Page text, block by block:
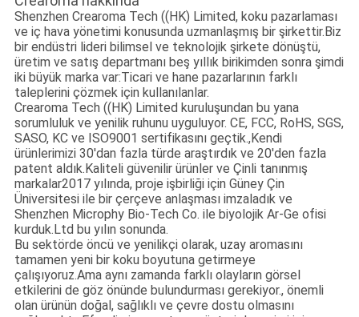
Shenzhen Crearoma Tech ((HK) Limited, koku pazarlaması
ve iç hava yönetimi konusunda uzmanlaşmış bir şirkettir.Biz
bir endüstri lideri bilimsel ve teknolojik şirkete dönüştü,
üretim ve satış departmanı beş yıllık birikimden sonra şimdi
iki büyük marka var:Ticari ve hane pazarlarının farklı
taleplerini çözmek için kullanılanlar.
Crearoma Tech ((HK) Limited kuruluşundan bu yana
sorumluluk ve yenilik ruhunu uyguluyor. CE, FCC, RoHS, SGS,
SASO, KC ve ISO9001 sertifikasını geçtik.,Kendi
ürünlerimizi 30'dan fazla türde araştırdık ve 20'den fazla
patent aldık.Kaliteli güvenilir ürünler ve Çinli tanınmış
markalar2017 yılında, proje işbirliği için Güney Çin
Üniversitesi ile bir çerçeve anlaşması imzaladık ve
Shenzhen Microphy Bio-Tech Co. ile biyolojik Ar-Ge ofisi
kurduk.Ltd bu yılın sonunda.
Bu sektörde öncü ve yenilikçi olarak, uzay aromasını
tamamen yeni bir koku boyutuna getirmeye
çalışıyoruz.Ama aynı zamanda farklı olayların görsel
etkilerini de göz önünde bulundurması gerekiyor., önemli
olan ürünün doğal, sağlıklı ve çevre dostu olmasını